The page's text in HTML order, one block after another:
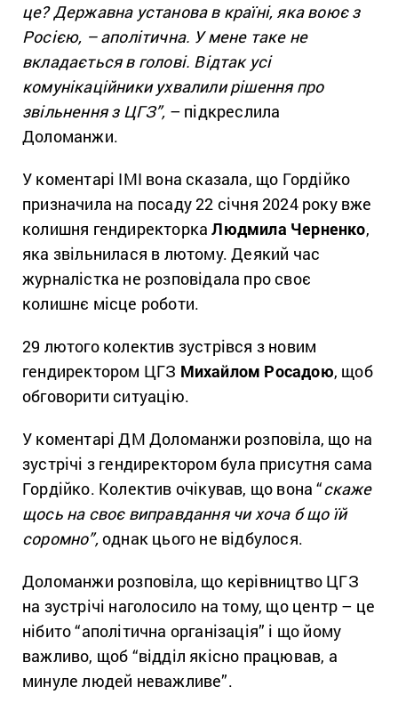
це? Державна установа в країні, яка воює з
Росією, – аполітична. У мене таке не
вкладається в голові. Відтак усі
комунікаційники ухвалили рішення про
звільнення з ЦГЗ”, – підкреслила
Доломанжи.
У коментарі ІМІ вона сказала, що Гордійко
призначила на посаду 22 січня 2024 року вже
колишня гендиректоркаЛюдмила Черненко,
яка звільнилася в лютому. Деякий час
журналістка не розповідала про своє
колишнє місце роботи.
29 лютого колектив зустрівся з новим
гендиректором ЦГЗ Михайлом Росадою, щоб
обговорити ситуацію.
У коментарі ДМ Доломанжи розповіла, що на
зустрічі з гендиректором була присутня сама
Гордійко. Колектив очікував, що вона “скаже
щось на своє виправдання чи хоча б що їй
соромно”,однак цього не відбулося.
Доломанжи розповіла, що керівництво ЦГЗ
на зустрічі наголосило на тому, що центр – це
нібито “аполітична організація” і що йому
важливо, щоб “відділ якісно працював, а
минуле людей неважливе”.